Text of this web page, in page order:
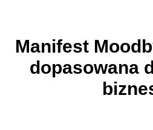
Manifest
dopasowana